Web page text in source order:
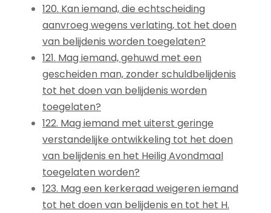
120. Kan iemand, die echtscheiding
aanvroeg wegens verlating, tot het doen
van belijdenis worden toegelaten?
121. Mag iemand, gehuwd met een
gescheiden man, zonder schuldbelijdenis
tot het doen van belijdenis worden
toegelaten?
122. Mag iemand met uiterst geringe
verstandelijke ontwikkeling tot het doen
van belijdenis en het Heilig Avondmaal
toegelaten worden?
123. Mag een kerkeraad weigeren iemand
tot het doen van belijdenis en tot het H.